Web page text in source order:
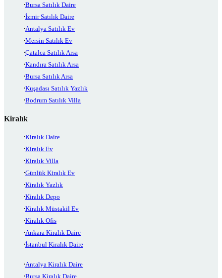
Bursa Satılık Daire
İzmir Satılık Daire
Antalya Satılık Ev
Mersin Satılık Ev
Çatalca Satılık Arsa
Kandıra Satılık Arsa
Bursa Satılık Arsa
Kuşadası Satılık Yazlık
Bodrum Satılık Villa
Kiralık
Kiralık Daire
Kiralık Ev
Kiralık Villa
Günlük Kiralık Ev
Kiralık Yazlık
Kiralık Depo
Kiralık Müstakil Ev
Kiralık Ofis
Ankara Kiralık Daire
İstanbul Kiralık Daire
Antalya Kiralık Daire
Bursa Kiralık Daire